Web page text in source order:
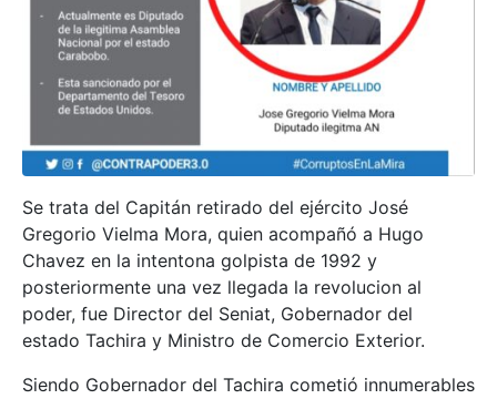
Se trata del Capitán retirado del ejército José
Gregorio Vielma Mora, quien acompañó a Hugo
Chavez en la intentona golpista de 1992 y
posteriormente una vez llegada la revolucion al
poder, fue Director del Seniat, Gobernador del
estado Tachira y Ministro de Comercio Exterior.
Siendo Gobernador del Tachira cometió innumerables